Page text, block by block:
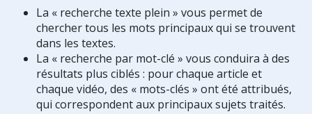
La « recherche texte plein » vous permet de
chercher tous les mots principaux qui se trouvent
dans les textes.
La « recherche par mot-clé » vous conduira à des
résultats plus ciblés : pour chaque article et
chaque vidéo, des « mots-clés » ont été attribués,
qui correspondent aux principaux sujets traités.